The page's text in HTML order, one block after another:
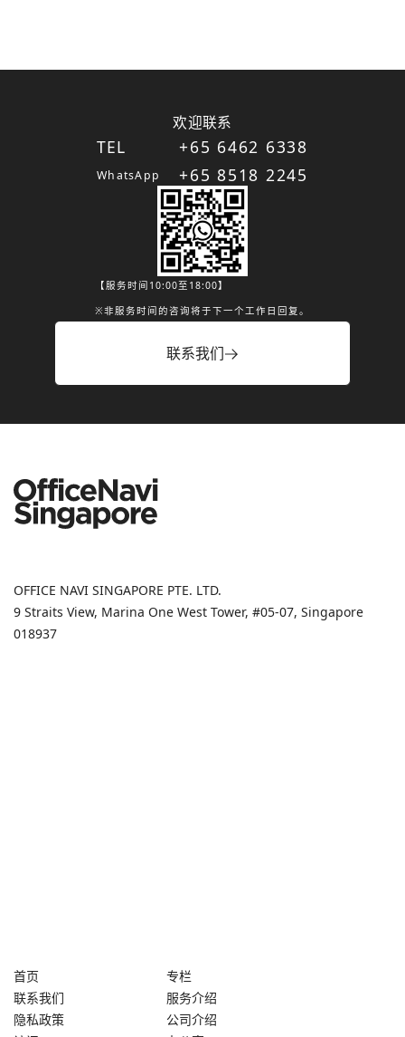
欢迎联系
TEL
WhatsApp
+65 6462 6338
+65 8518 2245
【服务时间10:00至18:00】
※非服务时间的咨询将于下一个工作日回复。
联系我们
OFFICE NAVI SINGAPORE PTE. LTD.
9 Straits View, Marina One West Tower, #05-07, Singapore
018937
首页
专栏
联系我们
服务介绍
隐私政策
公司介绍